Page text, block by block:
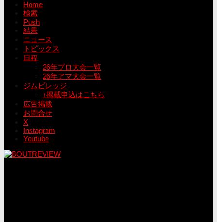
Home
検索
Push
結果
ニュース
トピックス
日程
26年プロ大会一覧
26年アマ大会一覧
ジムビレッジ
↑掲載申込はこちら
広告掲載
お問合せ
X
Instagram
Youtube